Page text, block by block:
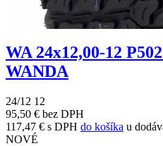
WA 24x12,00-12
WANDA
24/12 12
95,50 € bez DPH
117,47 € s DPH do košíka u
NOVÉ